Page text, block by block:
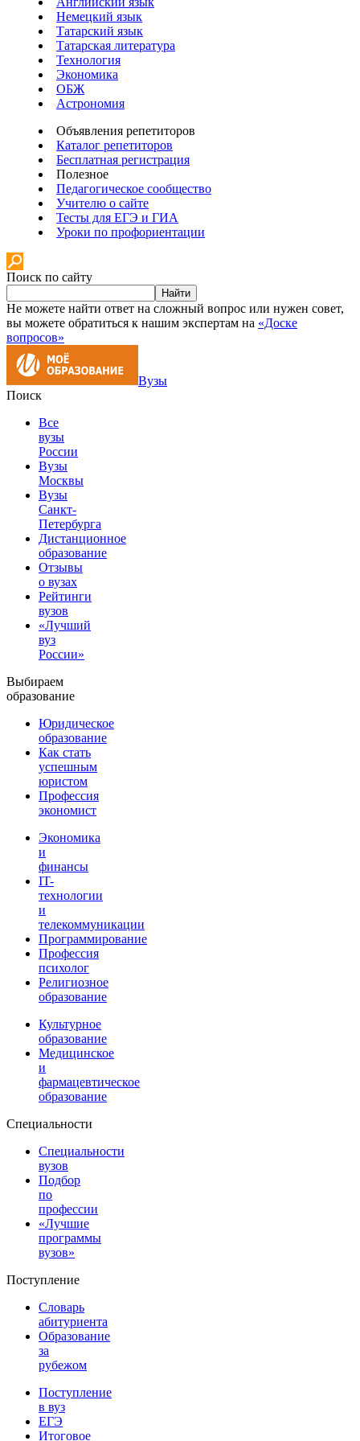
Немецкий язык
Татарский язык
Татарская литература
Технология
Экономика
ОБЖ
Астрономия
Объявления репетиторов
Каталог репетиторов
Бесплатная регистрация
Полезное
Педагогическое сообщество
Учителю о сайте
Тесты для ЕГЭ и ГИА
Уроки по профориентации
Поиск по сайту
Найти
Не можете найти ответ на сложный вопрос или нужен совет,
вы можете обратиться к нашим экспертам на «Доске
вопросов»
Вузы
Поиск
Все
вузы
России
Вузы
Москвы
Вузы
Санкт-
Петербурга
Дистанционное
образование
Отзывы
о вузах
Рейтинги
вузов
«Лучший
вуз
России»
Выбираем
образование
Юридическое
образование
Как стать
успешным
юристом
Профессия
экономист
Экономика
и
финансы
IT-
технологии
и
телекоммуникации
Программирование
Профессия
психолог
Религиозное
образование
Культурное
образование
Медицинское
и
фармацевтическое
образование
Специальности
Специальности
вузов
Подбор
по
профессии
«Лучшие
программы
вузов»
Поступление
Словарь
абитуриента
Образование
за
рубежом
Поступление
в вуз
ЕГЭ
Итоговое